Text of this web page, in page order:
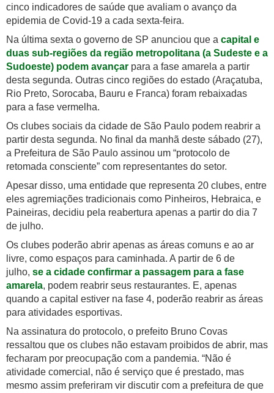
cinco indicadores de saúde que avaliam o avanço da
epidemia de Covid-19 a cada sexta-feira.
Na última sexta o governo de SP anunciou que a capital e
duas sub-regiões da região metropolitana (a Sudeste e a
Sudoeste) podem avançar para a fase amarela a partir
desta segunda. Outras cinco regiões do estado (Araçatuba,
Rio Preto, Sorocaba, Bauru e Franca) foram rebaixadas
para a fase vermelha.
Os clubes sociais da cidade de São Paulo podem reabrir a
partir desta segunda. No final da manhã deste sábado (27),
a Prefeitura de São Paulo assinou um “protocolo de
retomada consciente” com representantes do setor.
Apesar disso, uma entidade que representa 20 clubes, entre
eles agremiações tradicionais como Pinheiros, Hebraica, e
Paineiras, decidiu pela reabertura apenas a partir do dia 7
de julho.
Os clubes poderão abrir apenas as áreas comuns e ao ar
livre, como espaços para caminhada. A partir de 6 de
julho, se a cidade confirmar a passagem para a fase
amarela, podem reabrir seus restaurantes. E, apenas
quando a capital estiver na fase 4, poderão reabrir as áreas
para atividades esportivas.
Na assinatura do protocolo, o prefeito Bruno Covas
ressaltou que os clubes não estavam proibidos de abrir, mas
fecharam por preocupação com a pandemia. “Não é
atividade comercial, não é serviço que é prestado, mas
mesmo assim preferiram vir discutir com a prefeitura de que